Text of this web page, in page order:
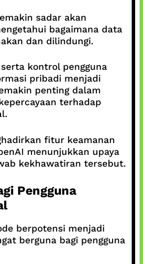
sadar akan
bagaimana data
dan dilindungi.
kontrol pengguna
pribadi menjadi
penting dalam
terhadap
fitur keamanan
menunjukkan upaya
kekhawatiran tersebut.
Pengguna
berpotensi menjadi
berguna bagi pengguna